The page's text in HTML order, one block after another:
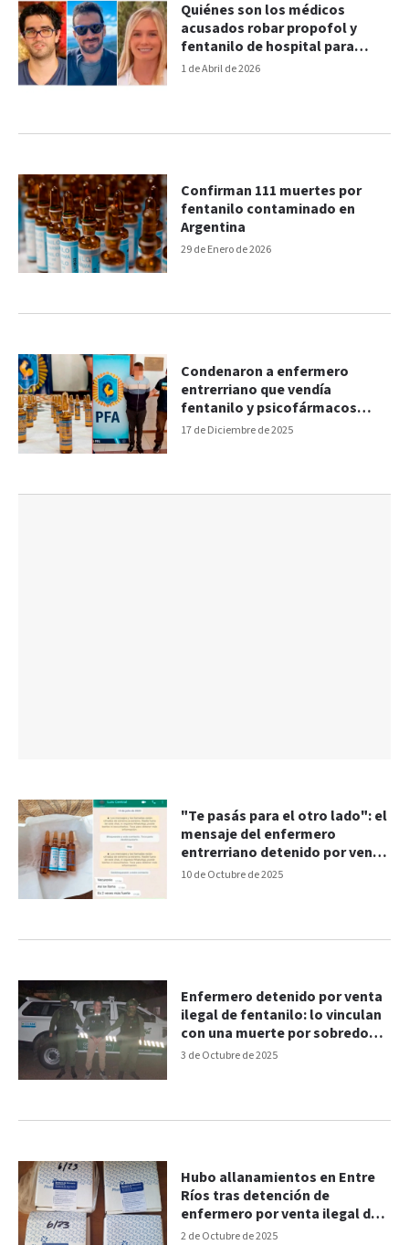
1 de Abril de 2026
Quiénes son los médicos
acusados robar propofol y
fentanilo de hospital para
fiestas de “viajes
29 de Enero de 2026
Confirman 111 muertes por
fentanilo contaminado en
Argentina
17 de Diciembre de 2025
Condenaron a enfermero
entrerriano que vendía
fentanilo y psicofármacos
robados de hospital
10 de Octubre de 2025
"Te pasás para el otro lado": el
mensaje del enfermero
entrerriano detenido por venta
de fentanilo
3 de Octubre de 2025
Enfermero detenido por venta
ilegal de fentanilo: lo vinculan
con una muerte por sobredosis
en 2023
2 de Octubre de 2025
Hubo allanamientos en Entre
Ríos tras detención de
enfermero por venta ilegal de
fentanilo